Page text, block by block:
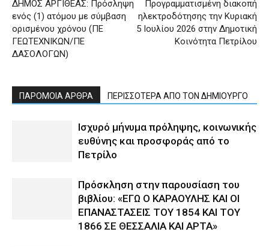
ΔΗΜΟΣ ΑΡΓΙΘΕΑΣ: Πρόσληψη
ενός (1) ατόμου με σύμβαση
ορισμένου χρόνου (ΠΕ
ΓΕΩΤΕΧΝΙΚΩΝ/ΠΕ
ΔΑΣΟΛΟΓΩΝ)
Προγραμματισμένη διακοπή
ηλεκτροδότησης την Κυριακή
5 Ιουλίου 2026 στην Δημοτική
Κοινότητα Πετρίλου
ΠΑΡΟΜΟΙΑ ΑΡΘΡΑ ΠΕΡΙΣΣΟΤΕΡΑ ΑΠΟ ΤΟΝ ΔΗΜΙΟΥΡΓΟ
Ισχυρό μήνυμα πρόληψης, κοινωνικής
ευθύνης και προσφοράς από το
Πετρίλο
Πρόσκληση στην παρουσίαση του
βιβλίου: «ΕΓΩ Ο ΚΑΡΑΟΥΛΗΣ ΚΑΙ ΟΙ
ΕΠΑΝΑΣΤΑΣΕΙΣ ΤΟΥ 1854 ΚΑΙ ΤΟΥ
1866 ΣΕ ΘΕΣΣΑΛΙΑ ΚΑΙ ΑΡΤΑ»